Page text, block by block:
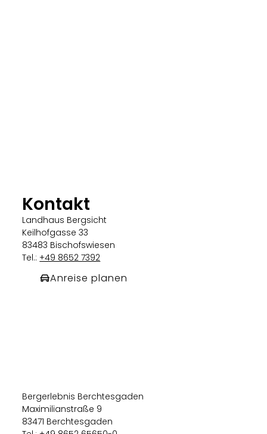
Kontakt
Landhaus Bergsicht
Keilhofgasse 33
83483 Bischofswiesen
Tel.:+49 8652 7392
Anreise planen
Bergerlebnis Berchtesgaden
Maximilianstraße 9
83471 Berchtesgaden